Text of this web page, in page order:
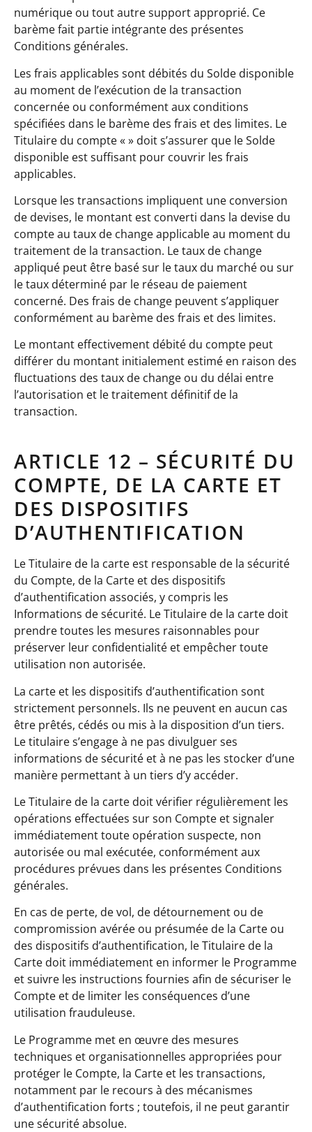
numérique ou tout autre support approprié. Ce
barème fait partie intégrante des présentes
Conditions générales.
Les frais applicables sont débités du Solde disponible
au moment de l’exécution de la transaction
concernée ou conformément aux conditions
spécifiées dans le barème des frais et des limites. Le
Titulaire du compte « » doit s’assurer que le Solde
disponible est suffisant pour couvrir les frais
applicables.
Lorsque les transactions impliquent une conversion
de devises, le montant est converti dans la devise du
compte au taux de change applicable au moment du
traitement de la transaction. Le taux de change
appliqué peut être basé sur le taux du marché ou sur
le taux déterminé par le réseau de paiement
concerné. Des frais de change peuvent s’appliquer
conformément au barème des frais et des limites.
Le montant effectivement débité du compte peut
différer du montant initialement estimé en raison des
fluctuations des taux de change ou du délai entre
l’autorisation et le traitement définitif de la
transaction.
ARTICLE 12 – SÉCURITÉ DU
COMPTE, DE LA CARTE ET
DES DISPOSITIFS
D’AUTHENTIFICATION
Le Titulaire de la carte est responsable de la sécurité
du Compte, de la Carte et des dispositifs
d’authentification associés, y compris les
Informations de sécurité. Le Titulaire de la carte doit
prendre toutes les mesures raisonnables pour
préserver leur confidentialité et empêcher toute
utilisation non autorisée.
La carte et les dispositifs d’authentification sont
strictement personnels. Ils ne peuvent en aucun cas
être prêtés, cédés ou mis à la disposition d’un tiers.
Le titulaire s’engage à ne pas divulguer ses
informations de sécurité et à ne pas les stocker d’une
manière permettant à un tiers d’y accéder.
Le Titulaire de la carte doit vérifier régulièrement les
opérations effectuées sur son Compte et signaler
immédiatement toute opération suspecte, non
autorisée ou mal exécutée, conformément aux
procédures prévues dans les présentes Conditions
générales.
En cas de perte, de vol, de détournement ou de
compromission avérée ou présumée de la Carte ou
des dispositifs d’authentification, le Titulaire de la
Carte doit immédiatement en informer le Programme
et suivre les instructions fournies afin de sécuriser le
Compte et de limiter les conséquences d’une
utilisation frauduleuse.
Le Programme met en œuvre des mesures
techniques et organisationnelles appropriées pour
protéger le Compte, la Carte et les transactions,
notamment par le recours à des mécanismes
d’authentification forts ; toutefois, il ne peut garantir
une sécurité absolue.